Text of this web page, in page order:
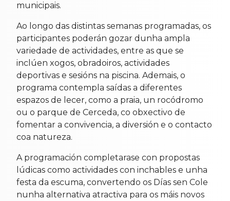
municipais.
Ao longo das distintas semanas programadas, os
participantes poderán gozar dunha ampla
variedade de actividades, entre as que se
inclúen xogos, obradoiros, actividades
deportivas e sesións na piscina. Ademais, o
programa contempla saídas a diferentes
espazos de lecer, como a praia, un rocódromo
ou o parque de Cerceda, co obxectivo de
fomentar a convivencia, a diversión e o contacto
coa natureza.
A programación completarase con propostas
lúdicas como actividades con inchables e unha
festa da escuma, convertendo os Días sen Cole
nunha alternativa atractiva para os máis novos